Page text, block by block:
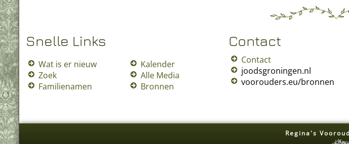
Snelle Links
Wat is er nieuw
Zoek
Familienamen
Kalender
Alle Media
Bronnen
Contact
Contact
joodsgroningen.nl
voorouders.eu/bronnen
Regina's